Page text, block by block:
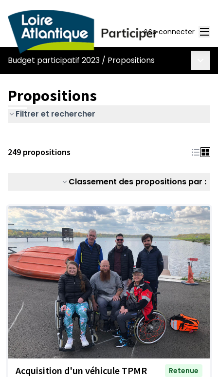
Se connecter
Budget participatif 2023 / Propositions
Propositions
Filtrer et rechercher
249 propositions
Classement des propositions par :
Acquisition d'un véhicule TPMR
Retenue